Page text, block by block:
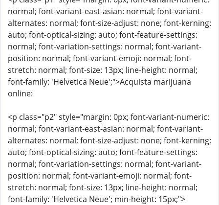
normal; font-variant-east-asian: normal; font-variant-
alternates: normal; font-size-adjust: none; font-kerning:
auto; font-optical-sizing: auto; font-feature-settings:
normal; font-variation-settings: normal; font-variant-
position: normal; font-variant-emoji: normal; font-
stretch: normal; font-size: 13px; line-height: normal;
font-family: 'Helvetica Neue';">Acquista marijuana
online:
<p class="p2" style="margin: 0px; font-variant-numeric:
normal; font-variant-east-asian: normal; font-variant-
alternates: normal; font-size-adjust: none; font-kerning:
auto; font-optical-sizing: auto; font-feature-settings:
normal; font-variation-settings: normal; font-variant-
position: normal; font-variant-emoji: normal; font-
stretch: normal; font-size: 13px; line-height: normal;
font-family: 'Helvetica Neue'; min-height: 15px;">